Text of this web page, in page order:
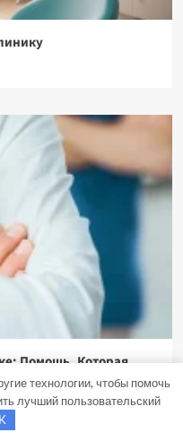
Помощь, Которая
технологии, чтобы помочь
лучший пользовательский